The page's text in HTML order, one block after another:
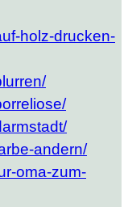
holz-drucken-
andern/
oma-zum-